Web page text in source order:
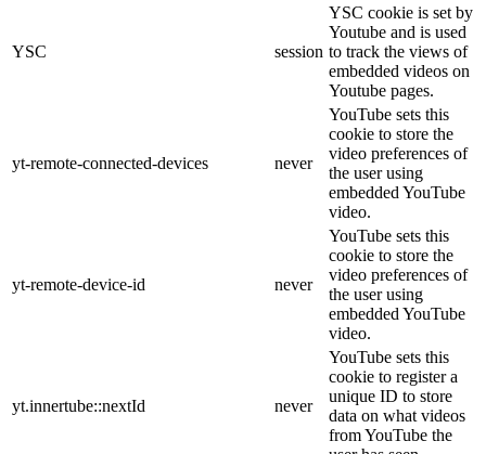
YSC session
YSC cookie is set by
Youtube and is used
to track the views of
embedded videos on
Youtube pages.
yt-remote-connected-devices never
YouTube sets this
cookie to store the
video preferences of
the user using
embedded YouTube
video.
yt-remote-device-id never
YouTube sets this
cookie to store the
video preferences of
the user using
embedded YouTube
video.
yt.innertube::nextId never
YouTube sets this
cookie to register a
unique ID to store
data on what videos
from YouTube the